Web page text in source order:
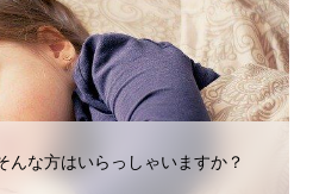
んな方はいらっしゃいますか？